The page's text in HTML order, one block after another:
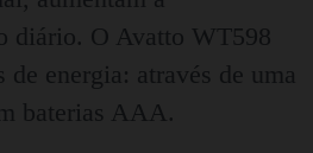
diário. O Avatto WT598
de energia: através de uma
baterias AAA.